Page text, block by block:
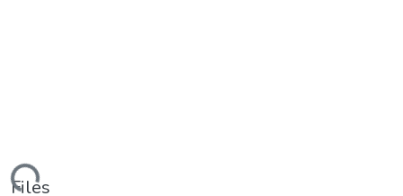
Files